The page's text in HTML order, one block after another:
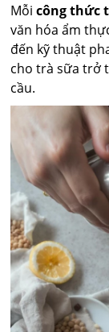
Mỗicông thức
văn hóa ẩm
đến kỹ thuật
cho trà sữa trở
cầu.